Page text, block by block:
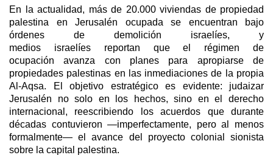
En la actualidad, más de 20.000 viviendas de propiedad
palestina en Jerusalén ocupada se encuentran bajo
órdenes de demolición israelíes, y
medios israelíes reportan que el régimen de
ocupación avanza con planes para apropiarse de
propiedades palestinas en las inmediaciones de la propia
Al-Aqsa. El objetivo estratégico es evidente: judaizar
Jerusalén no solo en los hechos, sino en el derecho
internacional, reescribiendo los acuerdos que durante
décadas contuvieron —imperfectamente, pero al menos
formalmente— el avance del proyecto colonial sionista
sobre la capital palestina.